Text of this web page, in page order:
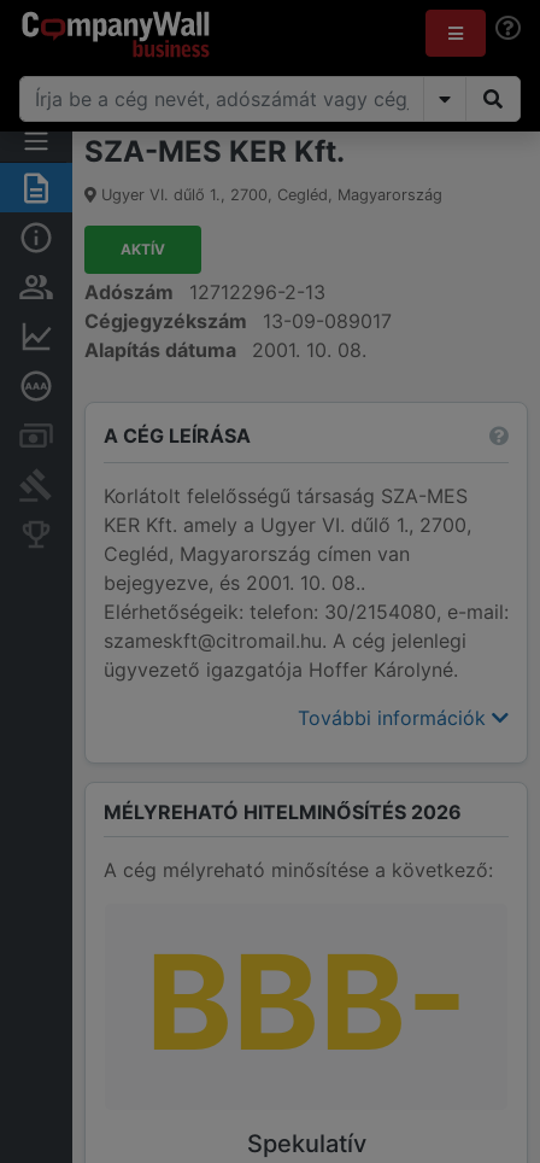
Összegzés
Alap információk
Személyek és tulajdonjog
Pénzügyi információk
Számlák és zárolások
Bírósági eljárások
Konkurens cégek
SZA-MES KER Kft.
Ugyer VI. dűlő 1., 2700, Cegléd, Magyarország
AKTÍV
Adószám
12712296-2-13
Cégjegyzékszám
13-09-089017
Alapítás dátuma
2001. 10. 08.
A CÉG LEÍRÁSA
Korlátolt felelősségű társaság SZA-MES
KER Kft. amely a Ugyer VI. dűlő 1., 2700,
Cegléd, Magyarország címen van
bejegyezve, és 2001. 10. 08..
Elérhetőségeik: telefon: 30/2154080, e-mail:
szameskft@citromail.hu. A cég jelenlegi
ügyvezető igazgatója Hoffer Károlyné.
További információk
MÉLYREHATÓ HITELMINŐSÍTÉS 2026
A cég mélyreható minősítése a következő:
BBB-
Spekulatív